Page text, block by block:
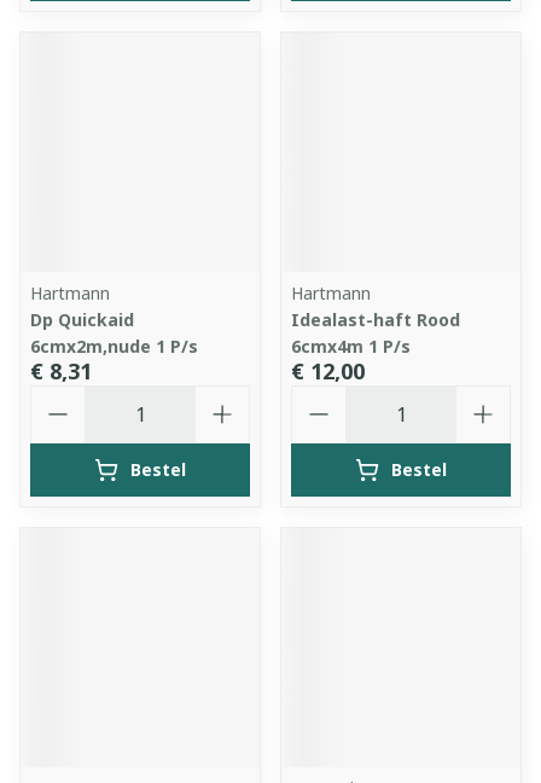
Hartmann
Dp Quickaid
6cmx2m,nude 1 P/s
€ 8,31
Bestel
Hartmann
Idealast-haft Rood
6cmx4m 1 P/s
€ 12,00
Bestel